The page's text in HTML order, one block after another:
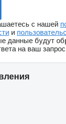
с нашей
и
данные будут
на ваш